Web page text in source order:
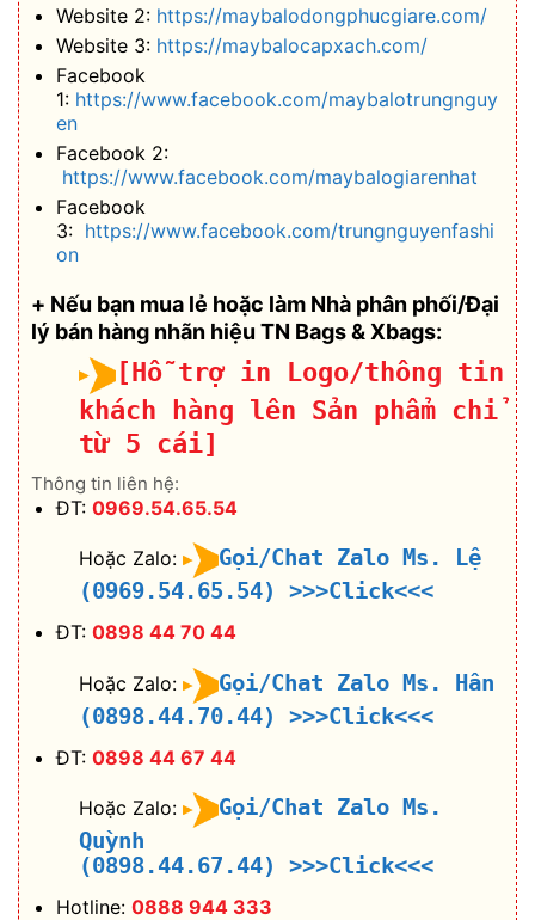
Website 2: https://maybalodongphucgiare.com/
Website 3: https://maybalocapxach.com/
Facebook
1: https://www.facebook.com/maybalotrungnguy
en
Facebook 2:
https://www.facebook.com/maybalogiarenhat
Facebook
3: https://www.facebook.com/trungnguyenfashi
on
+ Nếu bạn mua lẻ hoặc làm Nhà phân phối/Đại
lý bán hàng nhãn hiệu TN Bags & Xbags:
[Hỗ trợ in Logo/thông tin
khách hàng lên Sản phẩm chỉ
từ 5 cái]
Thông tin liên hệ:
ĐT: 0969.54.65.54
Hoặc Zalo:
Gọi/Chat Zalo Ms. Lệ
(0969.54.65.54)
>>>Click<<<
ĐT: 0898 44 70 44
Hoặc Zalo:
Gọi/Chat Zalo Ms. Hân
(0898.44.70.44)
>>>Click<<<
ĐT: 0898 44 67 44
Hoặc Zalo:
Gọi/Chat Zalo Ms.
Quỳnh
(0898.44.67.44)
>>>Click<<<
Hotline: 0888 944 333